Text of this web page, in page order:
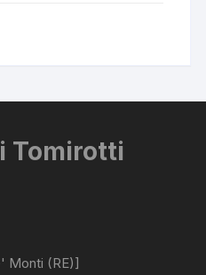
Tomirotti
Monti (RE)]